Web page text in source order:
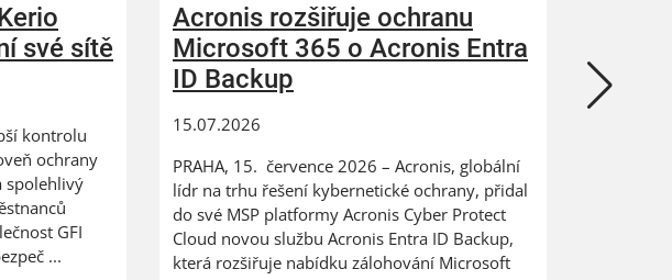
své sítě
kontrolu
ochrany
spolehlivý
GFI
...
Acronis rozšiřuje ochranu
Microsoft 365 o Acronis Entra
ID Backup
15.07.2026
PRAHA, 15. července 2026 – Acronis, globální
lídr na trhu řešení kybernetické ochrany, přidal
do své MSP platformy Acronis Cyber Protect
Cloud novou službu Acronis Entra ID Backup,
která rozšiřuje nabídku zálohování Microsoft